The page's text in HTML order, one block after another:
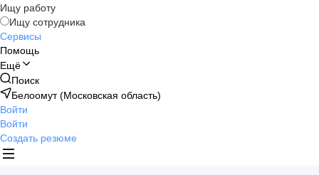
Ищу работу
Ищу сотрудника
Сервисы
Помощь
Ещё
Поиск
Белоомут (Московская область)
Войти
Войти
Создать резюме